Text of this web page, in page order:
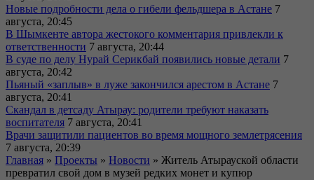
Новые подробности дела о гибели фельдшера в Астане 7
августа, 20:45
В Шымкенте автора жестокого комментария привлекли к
ответственности 7 августа, 20:44
В суде по делу Нурай Серикбай появились новые детали 7
августа, 20:42
Пьяный «заплыв» в луже закончился арестом в Астане 7
августа, 20:41
Скандал в детсаду Атырау: родители требуют наказать
воспитателя 7 августа, 20:41
Врачи защитили пациентов во время мощного землетрясения
7 августа, 20:39
Главная » Проекты » Новости » Житель Атырауской области
превратил свой дом в музей редких монет и купюр